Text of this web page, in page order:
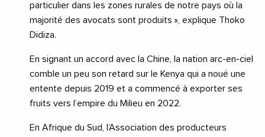
particulier dans les zones rurales de notre pays où la
majorité des avocats sont produits », explique Thoko
Didiza.
En signant un accord avec la Chine, la nation arc-en-ciel
comble un peu son retard sur le Kenya qui a noué une
entente depuis 2019 et a commencé à exporter ses
fruits vers l’empire du Milieu en 2022.
En Afrique du Sud, l’Association des producteurs